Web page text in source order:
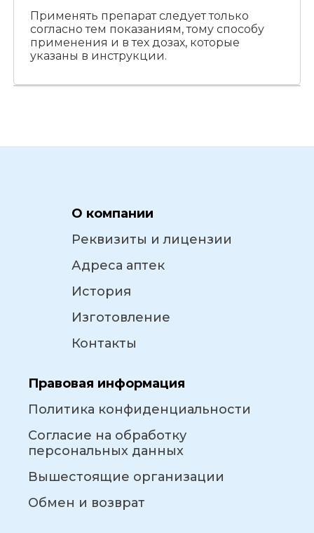
Применять препарат следует только
согласно тем показаниям, тому способу
применения и в тех дозах, которые
указаны в инструкции.
О компании
Реквизиты и лицензии
Адреса аптек
История
Изготовление
Контакты
Правовая информация
Политика конфиденциальности
Согласие на обработку
персональных данных
Вышестоящие организации
Обмен и возврат